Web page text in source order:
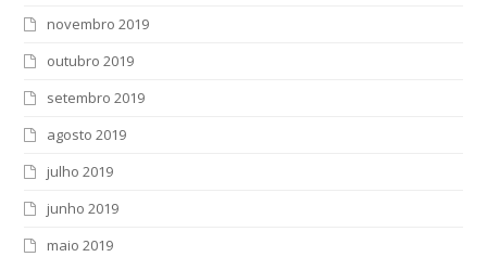
novembro 2019
outubro 2019
setembro 2019
agosto 2019
julho 2019
junho 2019
maio 2019